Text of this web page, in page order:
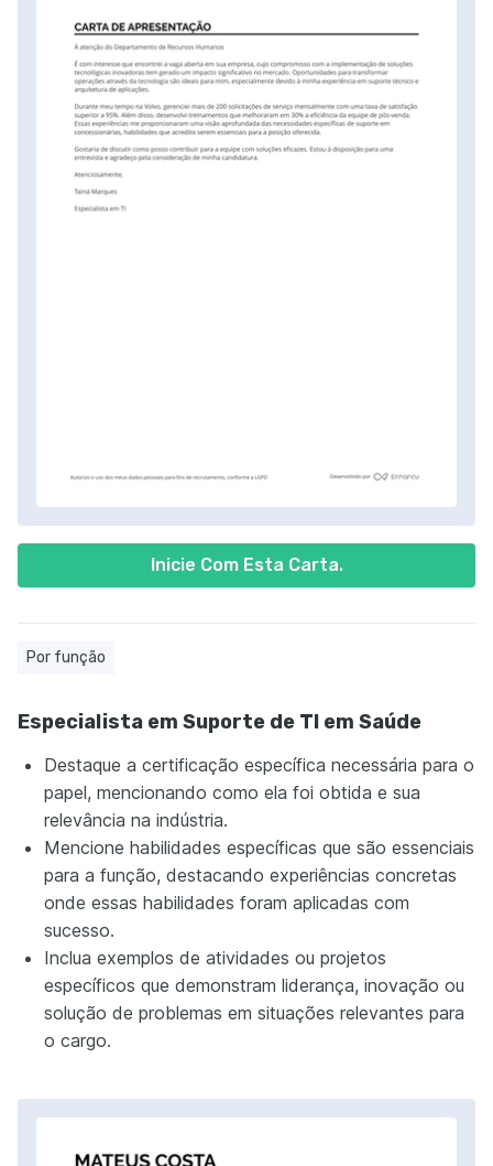
Inicie Com Esta Carta.
Por função
Especialista em Suporte de TI em Saúde
Destaque a certificação específica necessária para o
papel, mencionando como ela foi obtida e sua
relevância na indústria.
Mencione habilidades específicas que são essenciais
para a função, destacando experiências concretas
onde essas habilidades foram aplicadas com
sucesso.
Inclua exemplos de atividades ou projetos
específicos que demonstram liderança, inovação ou
solução de problemas em situações relevantes para
o cargo.